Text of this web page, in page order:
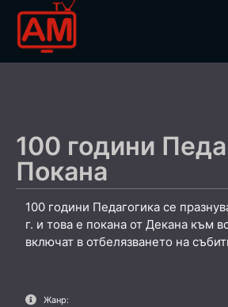
100 години
Покана
100 години Педагогика се
г. и това е покана от Декана към
включат в отбелязването на
Жанр: